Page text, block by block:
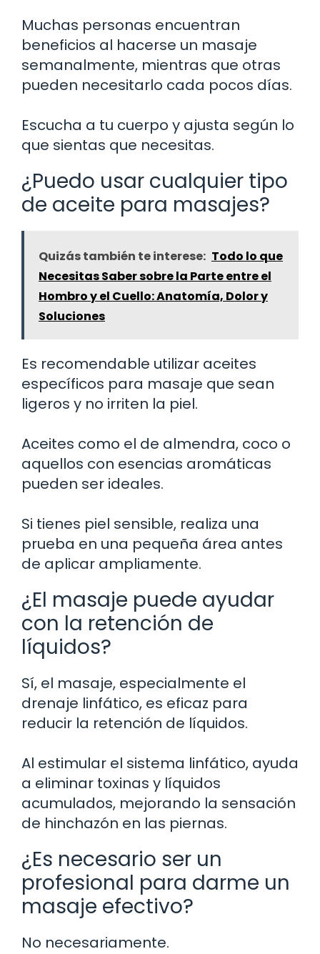
Muchas personas encuentran
beneficios al hacerse un masaje
semanalmente, mientras que otras
pueden necesitarlo cada pocos días.
Escucha a tu cuerpo y ajusta según lo
que sientas que necesitas.
¿Puedo usar cualquier tipo
de aceite para masajes?
Quizás también te interese: Todo lo que
Necesitas Saber sobre la Parte entre el
Hombro y el Cuello: Anatomía, Dolor y
Soluciones
Es recomendable utilizar aceites
específicos para masaje que sean
ligeros y no irriten la piel.
Aceites como el de almendra, coco o
aquellos con esencias aromáticas
pueden ser ideales.
Si tienes piel sensible, realiza una
prueba en una pequeña área antes
de aplicar ampliamente.
¿El masaje puede ayudar
con la retención de
líquidos?
Sí, el masaje, especialmente el
drenaje linfático, es eficaz para
reducir la retención de líquidos.
Al estimular el sistema linfático, ayuda
a eliminar toxinas y líquidos
acumulados, mejorando la sensación
de hinchazón en las piernas.
¿Es necesario ser un
profesional para darme un
masaje efectivo?
No necesariamente.